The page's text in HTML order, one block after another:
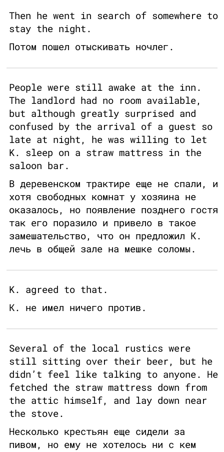
Then he went in search of somewhere to
stay the night.
Потом пошел отыскивать ночлег.
People were still awake at the inn.
The landlord had no room available,
but although greatly surprised and
confused by the arrival of a guest so
late at night, he was willing to let
K. sleep on a straw mattress in the
saloon bar.
В деревенском трактире еще не спали, и
хотя свободных комнат у хозяина не
оказалось, но появление позднего гостя
так его поразило и привело в такое
замешательство, что он предложил К.
лечь в общей зале на мешке соломы.
K. agreed to that.
К. не имел ничего против.
Several of the local rustics were
still sitting over their beer, but he
didn’t feel like talking to anyone. He
fetched the straw mattress down from
the attic himself, and lay down near
the stove.
Несколько крестьян еще сидели за
пивом, но ему не хотелось ни с кем